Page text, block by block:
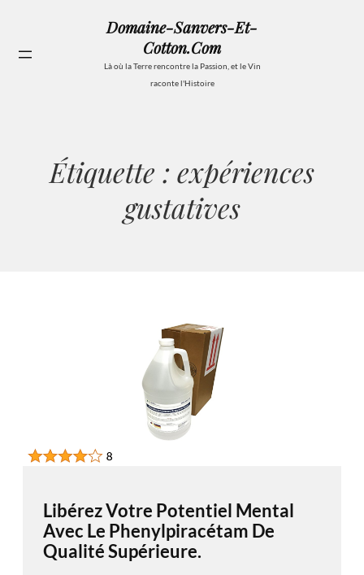
contenu
Domaine-Sanvers-Et-
Cotton.com
Là où la Terre rencontre la Passion, et le Vin
raconte l'Histoire
Étiquette : expériences
gustatives
Libérez Votre Potentiel Mental
Avec Le Phenylpiracétam De
Qualité Supérieure.